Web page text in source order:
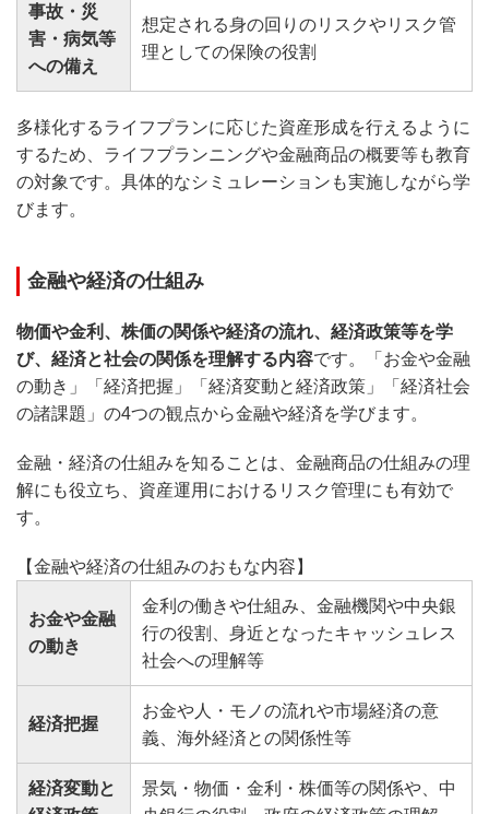
事故・災
害・病気等
への備え
想定される身の回りのリスクやリスク管
理としての保険の役割
多様化するライフプランに応じた資産形成を行えるように
するため、ライフプランニングや金融商品の概要等も教育
の対象です。具体的なシミュレーションも実施しながら学
びます。
金融や経済の仕組み
物価や金利、株価の関係や経済の流れ、経済政策等を学
び、経済と社会の関係を理解する内容です。「お金や金融
の動き」「経済把握」「経済変動と経済政策」「経済社会
の諸課題」の4つの観点から金融や経済を学びます。
金融・経済の仕組みを知ることは、金融商品の仕組みの理
解にも役立ち、資産運用におけるリスク管理にも有効で
す。
【金融や経済の仕組みのおもな内容】
お金や金融
の動き
金利の働きや仕組み、金融機関や中央銀
行の役割、身近となったキャッシュレス
社会への理解等
経済把握
お金や人・モノの流れや市場経済の意
義、海外経済との関係性等
経済変動と
景気・物価・金利・株価等の関係や、中